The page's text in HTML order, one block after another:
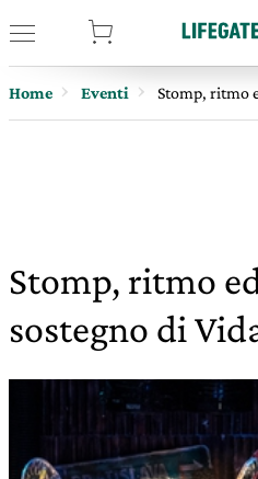
Home Eventi Stomp, ritmo
Stomp, ritmo
sostegno di